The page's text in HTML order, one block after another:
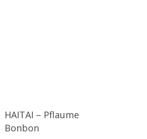
HAITAI – Pflaume
Bonbon